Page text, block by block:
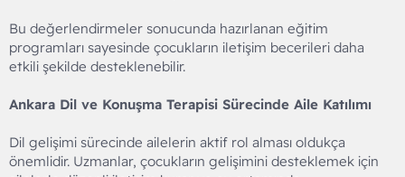
Bu değerlendirmeler sonucunda hazırlanan eğitim
programları sayesinde çocukların iletişim becerileri daha
etkili şekilde desteklenebilir.
Ankara Dil ve Konuşma Terapisi Sürecinde Aile Katılımı
Dil gelişimi sürecinde ailelerin aktif rol alması oldukça
önemlidir. Uzmanlar, çocukların gelişimini desteklemek için